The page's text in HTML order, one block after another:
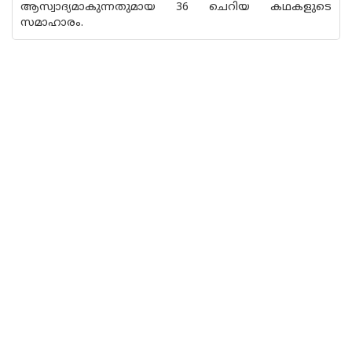
ആസ്വാദ്യമാകുന്നതുമായ 36 ചെറിയ കഥകളുടെ
സമാഹാരം.